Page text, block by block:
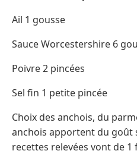
Ail 1 gousse
Sauce Worcestershire 6
Poivre 2 pincées
Sel fin 1 petite pincée
Choix des anchois, du
anchois apportent du goût
recettes relevées vont de 1